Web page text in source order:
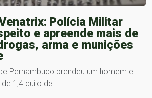
Polícia Militar
e apreende mais de
arma e munições
Pernambuco prendeu um homem e
1,4 quilo de…